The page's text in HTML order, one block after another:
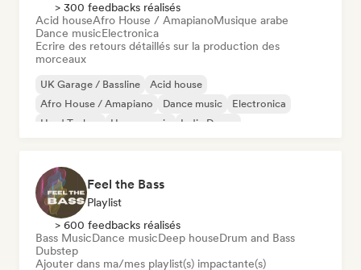
> 300 feedbacks réalisés
Acid houseAfro House / AmapianoMusique arabe
Dance musicElectronica
Ecrire des retours détaillés sur la production des
morceaux
UK Garage / Bassline
Acid house
Afro House / Amapiano
Dance music
Electronica
Hard Techno
House music Indie Dance
Feel the Bass
Playlist
> 600 feedbacks réalisés
Bass MusicDance musicDeep houseDrum and Bass
Dubstep
Ajouter dans ma/mes playlist(s) impactante(s)